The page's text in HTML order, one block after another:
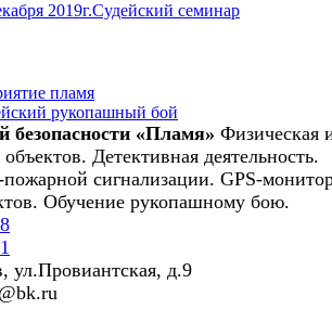
2019г.Судейский семинар
безопасности «Пламя» Физическая
Детективная деятельность.
сигнализации. GPS-
Обучение рукопашному бою.
ул.Провиантская, д.9